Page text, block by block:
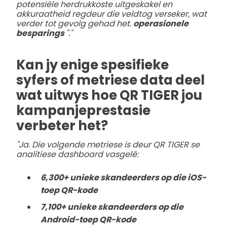
potensiële herdrukkoste uitgeskakel en
akkuraatheid regdeur die veldtog verseker, wat
verder tot gevolg gehad het. operasionele
besparings "."
Kan jy enige spesifieke
syfers of metriese data deel
wat uitwys hoe QR TIGER jou
kampanjeprestasie
verbeter het?
"Ja. Die volgende metriese is deur QR TIGER se
analitiese dashboard vasgelê:
6,300+ unieke skandeerders op die iOS-
toep QR-kode
7,100+ unieke skandeerders op die
Android-toep QR-kode